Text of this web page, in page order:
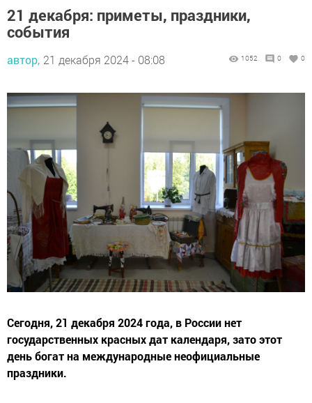
21 декабря: приметы, праздники,
события
автор, 21 декабря 2024 - 08:08 1052 0 0
Сегодня, 21 декабря 2024 года, в России нет
государственных красных дат календаря, зато этот
день богат на международные неофициальные
праздники.